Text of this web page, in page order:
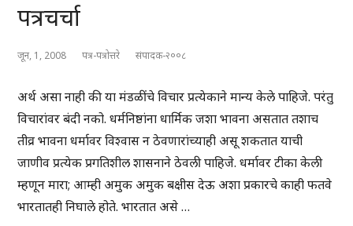
पत्रचर्चा
जून, 1, 2008 पत्र-पत्रोत्तरे संपादक-२००८
अर्थ असा नाही की या मंडळींचे विचार प्रत्येकाने मान्य केले पाहिजे. परंतु
विचारांवर बंदी नको. धर्मनिष्ठांना धार्मिक जशा भावना असतात तशाच
तीव्र भावना धर्मावर विश्वास न ठेवणारांच्याही असू शकतात याची
जाणीव प्रत्येक प्रगतिशील शासनाने ठेवली पाहिजे. धर्मावर टीका केली
म्हणून मारा; आम्ही अमुक अमुक बक्षीस देऊ अशा प्रकारचे काही फतवे
भारतातही निघाले होते. भारतात असे …